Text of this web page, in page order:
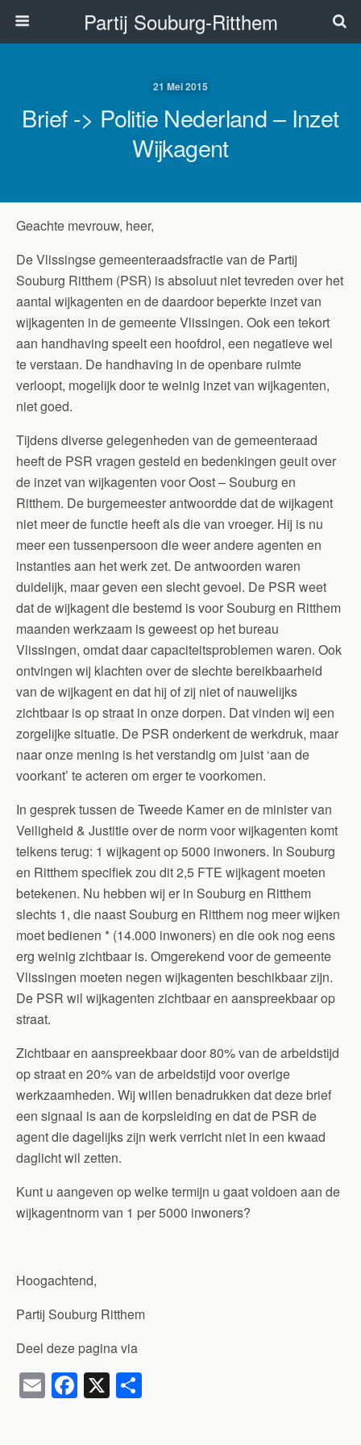
Partij Souburg-Ritthem
21 Mei 2015
Brief -> Politie Nederland – Inzet
Wijkagent
Geachte mevrouw, heer,
De Vlissingse gemeenteraadsfractie van de Partij
Souburg Ritthem (PSR) is absoluut niet tevreden over het
aantal wijkagenten en de daardoor beperkte inzet van
wijkagenten in de gemeente Vlissingen. Ook een tekort
aan handhaving speelt een hoofdrol, een negatieve wel
te verstaan. De handhaving in de openbare ruimte
verloopt, mogelijk door te weinig inzet van wijkagenten,
niet goed.
Tijdens diverse gelegenheden van de gemeenteraad
heeft de PSR vragen gesteld en bedenkingen geuit over
de inzet van wijkagenten voor Oost – Souburg en
Ritthem. De burgemeester antwoordde dat de wijkagent
niet meer de functie heeft als die van vroeger. Hij is nu
meer een tussenpersoon die weer andere agenten en
instanties aan het werk zet. De antwoorden waren
duidelijk, maar geven een slecht gevoel. De PSR weet
dat de wijkagent die bestemd is voor Souburg en Ritthem
maanden werkzaam is geweest op het bureau
Vlissingen, omdat daar capaciteitsproblemen waren. Ook
ontvingen wij klachten over de slechte bereikbaarheid
van de wijkagent en dat hij of zij niet of nauwelijks
zichtbaar is op straat in onze dorpen. Dat vinden wij een
zorgelijke situatie. De PSR onderkent de werkdruk, maar
naar onze mening is het verstandig om juist ‘aan de
voorkant’ te acteren om erger te voorkomen.
In gesprek tussen de Tweede Kamer en de minister van
Veiligheid & Justitie over de norm voor wijkagenten komt
telkens terug: 1 wijkagent op 5000 inwoners. In Souburg
en Ritthem specifiek zou dit 2,5 FTE wijkagent moeten
betekenen. Nu hebben wij er in Souburg en Ritthem
slechts 1, die naast Souburg en Ritthem nog meer wijken
moet bedienen * (14.000 inwoners) en die ook nog eens
erg weinig zichtbaar is. Omgerekend voor de gemeente
Vlissingen moeten negen wijkagenten beschikbaar zijn.
De PSR wil wijkagenten zichtbaar en aanspreekbaar op
straat.
Zichtbaar en aanspreekbaar door 80% van de arbeidstijd
op straat en 20% van de arbeidstijd voor overige
werkzaamheden. Wij willen benadrukken dat deze brief
een signaal is aan de korpsleiding en dat de PSR de
agent die dagelijks zijn werk verricht niet in een kwaad
daglicht wil zetten.
Kunt u aangeven op welke termijn u gaat voldoen aan de
wijkagentnorm van 1 per 5000 inwoners?
Hoogachtend,
Partij Souburg Ritthem
Deel deze pagina via
E
m
F
a
X